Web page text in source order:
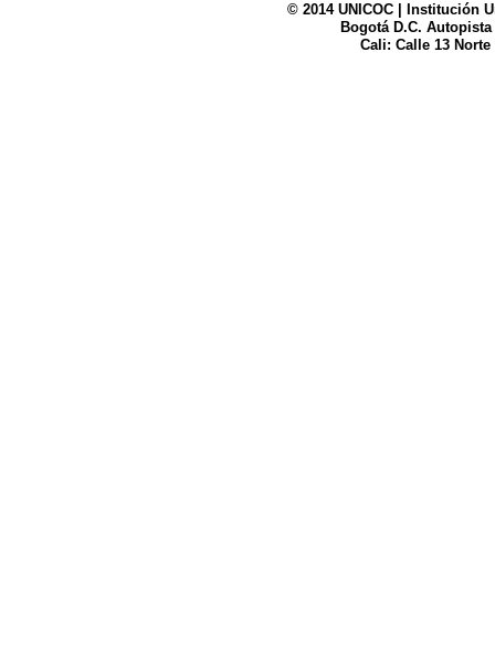
© 2014 UNICOC | Institución
Bogotá D.C. Autopista
Cali: Calle 13 Norte